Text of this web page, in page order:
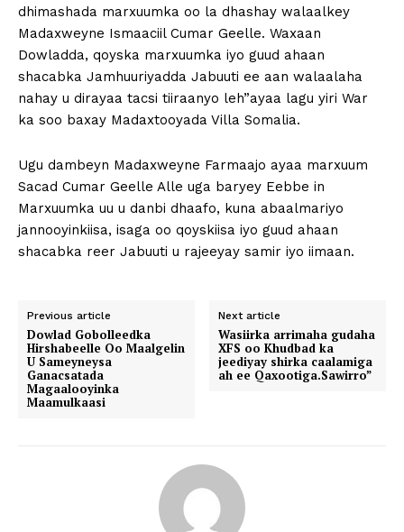
dhimashada marxuumka oo la dhashay walaalkey
Madaxweyne Ismaaciil Cumar Geelle. Waxaan
Dowladda, qoyska marxuumka iyo guud ahaan
shacabka Jamhuuriyadda Jabuuti ee aan walaalaha
nahay u dirayaa tacsi tiiraanyo leh”ayaa lagu yiri War
ka soo baxay Madaxtooyada Villa Somalia.
Ugu dambeyn Madaxweyne Farmaajo ayaa marxuum
Sacad Cumar Geelle Alle uga baryey Eebbe in
Marxuumka uu u danbi dhaafo, kuna abaalmariyo
jannooyinkiisa, isaga oo qoyskiisa iyo guud ahaan
shacabka reer Jabuuti u rajeeyay samir iyo iimaan.
Previous article
Dowlad Gobolleedka
Hirshabeelle Oo Maalgelin
U Sameyneysa
Ganacsatada
Magaalooyinka
Maamulkaasi
Next article
Wasiirka arrimaha gudaha
XFS oo Khudbad ka
jeediyay shirka caalamiga
ah ee Qaxootiga.Sawirro”